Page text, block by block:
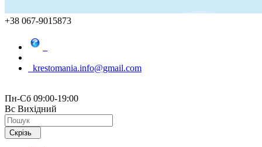
+38 067-9015873
krestomania.info@gmail.com
Пн-Сб 09:00-19:00
Вс Вихідний
Скрізь